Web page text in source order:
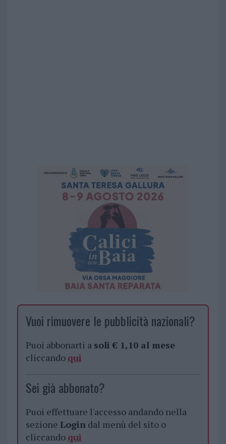
Vuoi rimuovere le pubblicità nazionali?
Puoi abbonarti a soli € 1,10 al mese
cliccando qui
Sei già abbonato?
Puoi effettuare l'accesso andando nella
sezione Logindal menù del sito o
cliccando qui